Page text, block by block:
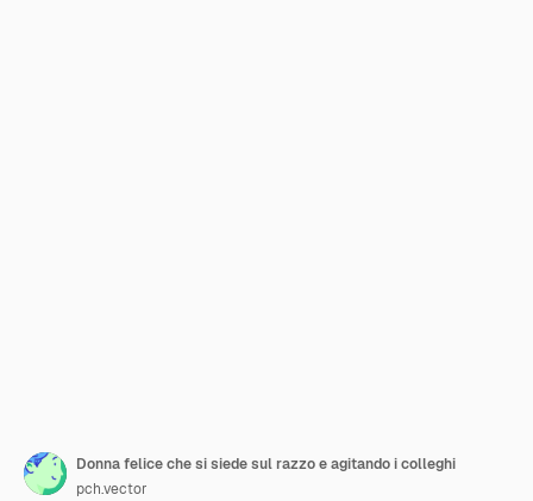
Donna felice che si siede sul razzo e agitando i colleghi
pch.vector